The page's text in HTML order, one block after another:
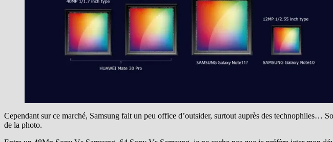
Cependant sur ce marché, Samsung fait un peu office d’outsider, surtout auprès des technophiles…
de la photo.